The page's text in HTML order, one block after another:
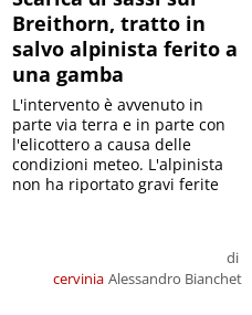
Breithorn, tratto in
salvo alpinista ferito a
una gamba
cervinia
di
Alessandro Bianchet
L'intervento è avvenuto in
parte via terra e in parte con
l'elicottero a causa delle
condizioni meteo. L'alpinista
non ha riportato gravi ferite